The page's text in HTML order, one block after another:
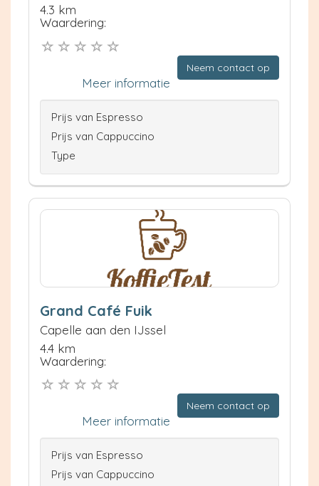
4.3 km
Waardering:
Neem contact op
Meer informatie
Prijs van Espresso
Prijs van Cappuccino
Type
Grand Café Fuik
Capelle aan den IJssel
4.4 km
Waardering:
Neem contact op
Meer informatie
Prijs van Espresso
Prijs van Cappuccino